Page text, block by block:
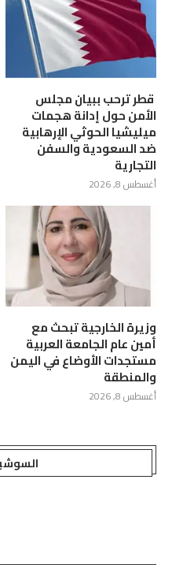
‏ قطر ترحب ببيان مجلس
الأمن حول إدانة هجمات
ميليشيا الحوثي الإرهابية
ضد السعودية والسفن
التجارية
أغسطس 8, 2026
وزيرة الخارجية تبحث مع
أمين عام الجامعة العربية
مستجدات الأوضاع في اليمن
والمنطقة
أغسطس 8, 2026